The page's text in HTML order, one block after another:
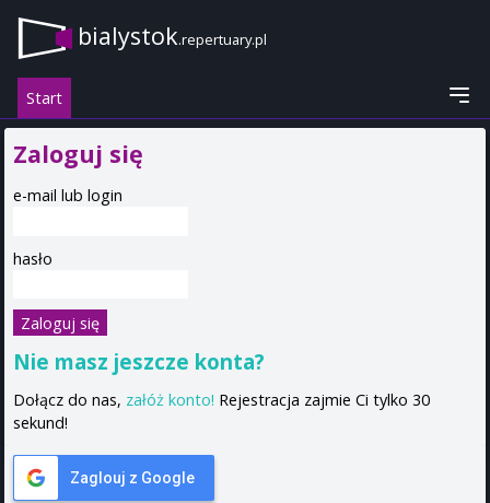
bialystok.repertuary.pl
Start
Zaloguj się
e-mail lub login
hasło
Nie masz jeszcze konta?
Dołącz do nas, załóż konto! Rejestracja zajmie Ci tylko 30
sekund!
Zaglouj z Google